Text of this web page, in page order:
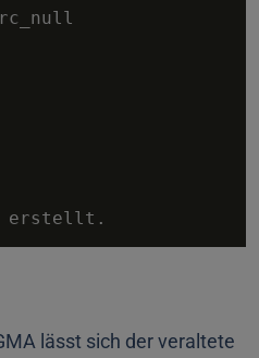
lässt sich der veraltete